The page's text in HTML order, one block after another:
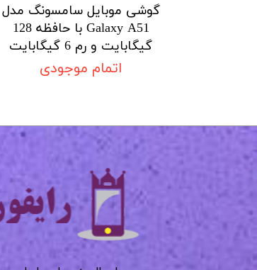
★★★★★
گوشی موبایل سامسونگ مدل
Galaxy A51 با حافظه 128
گیگابایت و رم 6 گیگابایت
اتمام موجودی
​​​​​​​